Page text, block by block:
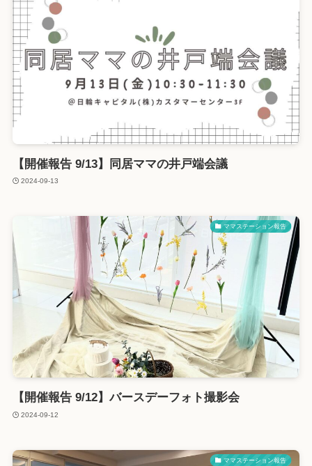
【開催報告 9/13】同居ママの井戸端会議
2024-09-13
ママステーション報告
【開催報告 9/12】バースデーフォト撮影会
2024-09-12
ママステーション報告